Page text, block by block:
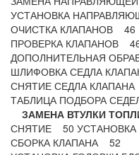
УСТАНОВКА
ОЧИСТКА КЛАПАНОВ 46
ПРОВЕРКА КЛАПАНОВ
ДОПОЛНИТЕЛЬНАЯ
ШЛИФОВКА СЕДЛА
СНЯТИЕ СЕДЛА
ТАБЛИЦА ПОДБОРА
ЗАМЕНА ВТУЛКИ
СНЯТИЕ 50
СБОРКА КЛАПАНА 52